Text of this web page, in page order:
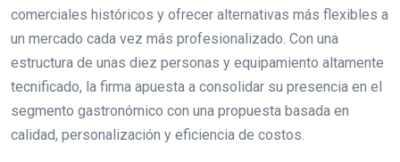
comerciales históricos y ofrecer alternativas más flexibles a
un mercado cada vez más profesionalizado. Con una
estructura de unas diez personas y equipamiento altamente
tecnificado, la firma apuesta a consolidar su presencia en el
segmento gastronómico con una propuesta basada en
calidad, personalización y eficiencia de costos.